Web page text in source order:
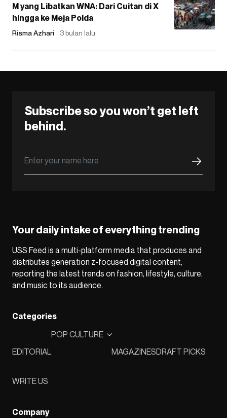
M yang Libatkan WNA: Dari Cuitan di X
hingga ke Meja Polda
Risma Azhari 3 bulan lalu
Subscribe so you won’t get left
behind.
Your daily intake of everything trending
USS Feed is a multi-platform media that produces and
distributes generation z-focused digital content,
reporting the latest trends on fashion, lifestyle, culture,
and music to its audience.
Categories
EDITORIAL
POP CULTURE
MAGAZINESDRAFT PICKS
WRITE US
Company